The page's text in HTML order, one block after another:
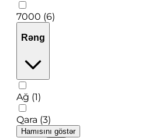
7000 (6)
Rəng
Ağ (1)
Qara (3)
Hamısını göstər